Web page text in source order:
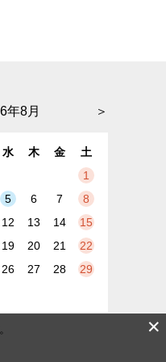
＞
年8月
水 木 金
土
1
5 6 7
8
12 13 14
15
19 20 21
22
26 27 28
29
✕